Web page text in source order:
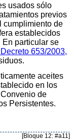
usados sólo
previos
cumplimiento de
establecidos
particular se
653/2003,
aceites
en los
de
Persistentes.
[Bloque 12: #a11]